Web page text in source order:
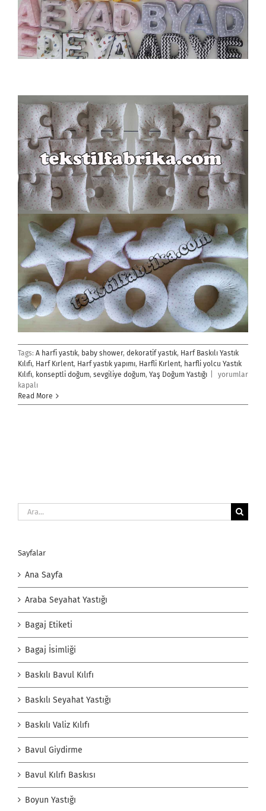
Tags: A harfi yastık, baby shower, dekoratif yastık, Harf Baskılı Yastık
Kılıfı, Harf Kırlent, Harf yastık yapımı, Harfli Kırlent, harfli yolcu Yastık
Kılıfı, konseptli doğum, sevgiliye doğum, Yaş Doğum Yastığı
Yaş
için
yorumlar
kapalı
Read More
Ara:
Sayfalar
Ana Sayfa
Araba Seyahat Yastığı
Bagaj Etiketi
Bagaj İsimliği
Baskılı Bavul Kılıfı
Baskılı Seyahat Yastığı
Baskılı Valiz Kılıfı
Bavul Giydirme
Bavul Kılıfı Baskısı
Boyun Yastığı